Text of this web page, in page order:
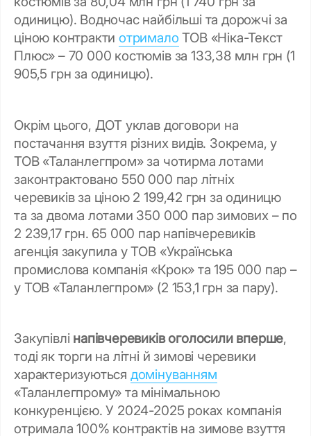
одиницю). Водночас найбільші та дорожчі за
ціною контрактиотримало ТОВ «Ніка-Текст
Плюс» – 70 000 костюмів за 133,38 млн грн (1
905,5 грн за одиницю).
Окрім цього, ДОТ уклав договори на
постачання взуття різних видів. Зокрема, у
ТОВ «Таланлегпром» за чотирма лотами
законтрактовано 550 000 пар літніх
черевиків за ціною 2 199,42 грн за одиницю
та за двома лотами 350 000 пар зимових – по
2 239,17 грн. 65 000 пар напівчеревиків
агенція закупила у ТОВ «Українська
промислова компанія «Крок» та 195 000 пар –
у ТОВ «Таланлегпром» (2 153,1 грн за пару).
Закупівлі напівчеревиків оголосили вперше,
тоді як торги на літні й зимові черевики
характеризуються домінуванням
«Таланлегпрому» та мінімальною
конкуренцією. У 2024-2025 роках компанія
отримала 100% контрактів на зимове взуття